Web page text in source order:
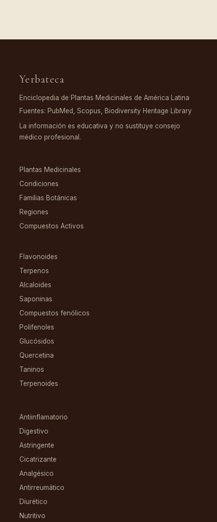
Yerbateca
Enciclopedia de Plantas Medicinales de América Latina
Fuentes: PubMed, Scopus, Biodiversity Heritage Library
La información es educativa y no sustituye consejo
médico profesional.
Plantas Medicinales
Condiciones
Familias Botánicas
Regiones
Compuestos Activos
Flavonoides
Terpenos
Alcaloides
Saponinas
Compuestos fenólicos
Polifenoles
Glucósidos
Quercetina
Taninos
Terpenoides
Antiinflamatorio
Digestivo
Astringente
Cicatrizante
Analgésico
Antirreumático
Diurético
Nutritivo